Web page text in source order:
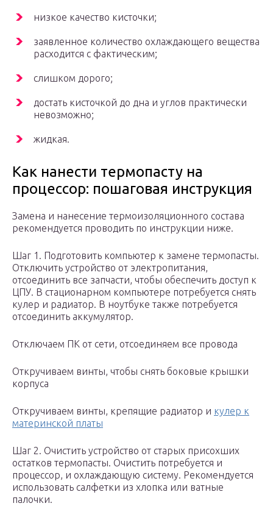
низкое качество кисточки;
заявленное количество охлаждающего вещества
расходится с фактическим;
слишком дорого;
достать кисточкой до дна и углов практически
невозможно;
жидкая.
Как нанести термопасту на
процессор: пошаговая инструкция
Замена и нанесение термоизоляционного состава
рекомендуется проводить по инструкции ниже.
Шаг 1. Подготовить компьютер к замене термопасты.
Отключить устройство от электропитания,
отсоединить все запчасти, чтобы обеспечить доступ к
ЦПУ. В стационарном компьютере потребуется снять
кулер и радиатор. В ноутбуке также потребуется
отсоединить аккумулятор.
Отключаем ПК от сети, отсоединяем все провода
Откручиваем винты, чтобы снять боковые крышки
корпуса
Откручиваем винты, крепящие радиатор и кулер к
материнской платы
Шаг 2. Очистить устройство от старых присохших
остатков термопасты. Очистить потребуется и
процессор, и охлаждающую систему. Рекомендуется
использовать салфетки из хлопка или ватные
палочки.